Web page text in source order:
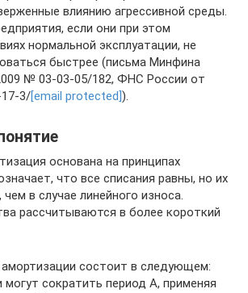
влиянию агрессивной среды.
если они при этом
нормальной эксплуатации, не
быстрее (письма Минфина
№ 03-03-05/182, ФНС России от
3/[email protected]).
основана на принципах
что все списания равны, но их
в случае линейного износа.
рассчитываются в более короткий
амортизации состоит в следующем:
могут сократить период А, применяя